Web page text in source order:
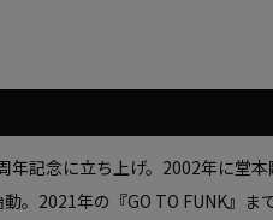
記念に立ち上げ。2002年に堂
。2021年の『GO TO FUNK』ま